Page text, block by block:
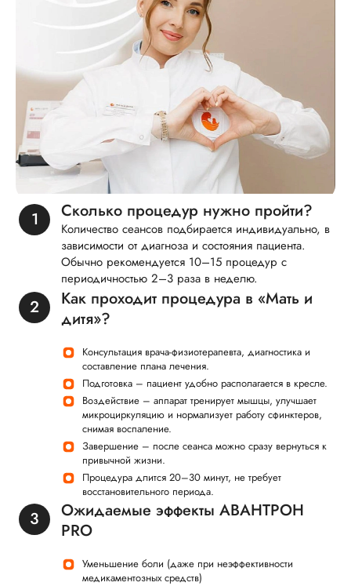
Сколько процедур нужно пройти?
Количество сеансов подбирается индивидуально, в
зависимости от диагноза и состояния пациента.
Обычно рекомендуется 10–15 процедур с
периодичностью 2–3 раза в неделю.
Как проходит процедура в «Мать и
дитя»?
Консультация врача-физиотерапевта, диагностика и
составление плана лечения.
Подготовка – пациент удобно располагается в кресле.
Воздействие – аппарат тренирует мышцы, улучшает
микроциркуляцию и нормализует работу сфинктеров,
снимая воспаление.
Завершение – после сеанса можно сразу вернуться к
привычной жизни.
Процедура длится 20–30 минут, не требует
восстановительного периода.
Ожидаемые эффекты АВАНТРОН
PRO
Уменьшение боли (даже при неэффективности
медикаментозных средств)